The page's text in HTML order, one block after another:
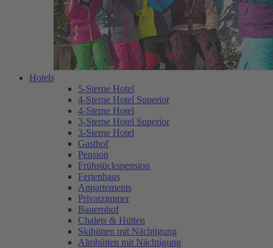
Hotels
5-Sterne Hotel
4-Sterne Hotel Superior
4-Sterne Hotel
3-Sterne Hotel Superior
3-Sterne Hotel
Gasthof
Pension
Frühstückspension
Ferienhaus
Appartements
Privatzimmer
Bauernhof
Chalets & Hütten
Skihütten mit Nächtigung
Almhütten mit Nächtigung